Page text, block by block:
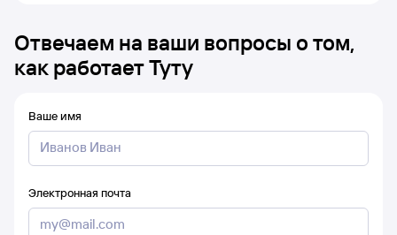
Отвечаем на ваши вопросы о том,
как работает Туту
Ваше имя
Электронная почта